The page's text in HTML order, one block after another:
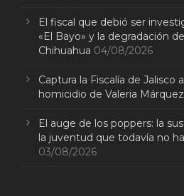
El fiscal que debió ser
«El Bayo» y la degradación
Chihuahua 04/08/2026
Captura la Fiscalía de Jalisco
homicidio de Valeria Márquez
El auge de los poppers: la
la juventud que todavía no
03/08/2026